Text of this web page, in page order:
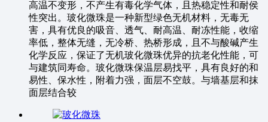
高温不变形，不产生有毒化学气体，且热稳定性和耐侯
性突出。玻化微珠是一种新型绿色无机材料，无毒无
害，具有优良的吸音、透气、耐高温、耐冻性能，收缩
率低，整体无缝，无冷桥、热桥形成，且不与酸碱产生
化学反应，保证了无机玻化微珠优异的抗老化性能，可
与建筑同寿命。玻化微珠保温层易找平，具有良好的和
易性、保水性，附着力强，面层不空鼓。与墙基层和抹
面层结合较